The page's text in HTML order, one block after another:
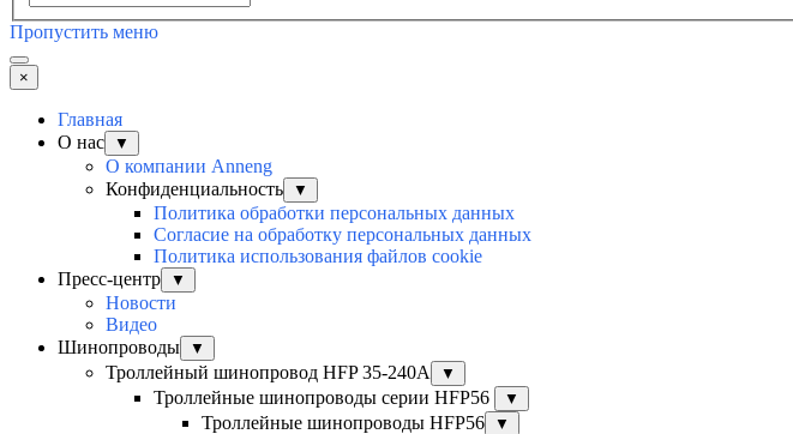
Пропустить меню
×
Главная
О нас
▼
О компании Anneng
Конфиденциальность
▼
Политика обработки персональных данных
Согласие на обработку персональных данных
Политика использования файлов cookie
Пресс-центр
▼
Новости
Видео
Шинопроводы
▼
Троллейный шинопровод HFP 35-240А ▼
Троллейные шинопроводы серии HFP56 ▼
Троллейные шинопроводы HFP56 ▼